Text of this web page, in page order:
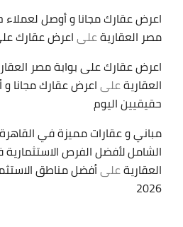
اعرض عقارك مجانا و أوصل لعملاء
مصر العقاريةعلىاعرض عقارك
اعرض عقارك على بوابة مصر
العقاريةعلىاعرض عقارك مجانا
حقيقيين اليوم
مباني و عقارات مميزة في
العقاريةعلىأفضل مناطق
2026